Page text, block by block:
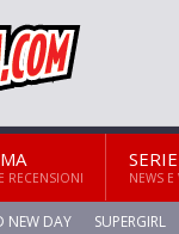
RECENSIONI NEWS E
NEW DAY SUPERGIRL